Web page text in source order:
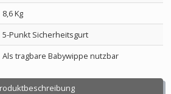
8,6 Kg
5-Punkt Sicherheitsgurt
Als tragbare Babywippe nutzbar